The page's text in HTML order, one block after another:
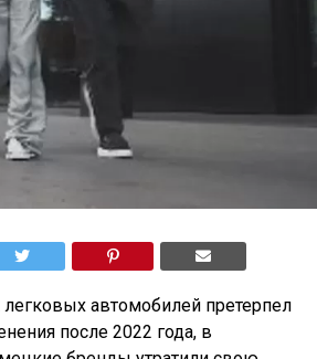
автомобилей претерпел
после 2022 года, в